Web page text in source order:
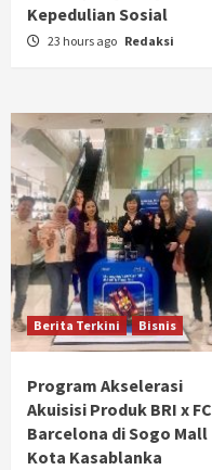
Kepedulian Sosial
23 hours ago Redaksi
Berita Terkini Bisnis
Program Akselerasi
Akuisisi Produk BRI x FC
Barcelona di Sogo Mall
Kota Kasablanka